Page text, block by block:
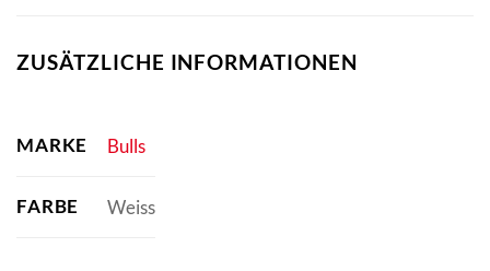
ZUSÄTZLICHE INFORMATIONEN
MARKE Bulls
FARBE Weiss